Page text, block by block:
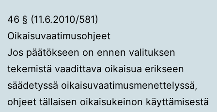
46 § (11.6.2010/581)
Oikaisuvaatimusohjeet
Jos päätökseen on ennen valituksen
tekemistä vaadittava oikaisua erikseen
säädetyssä oikaisuvaatimusmenettelyssä,
ohjeet tällaisen oikaisukeinon käyttämisestä